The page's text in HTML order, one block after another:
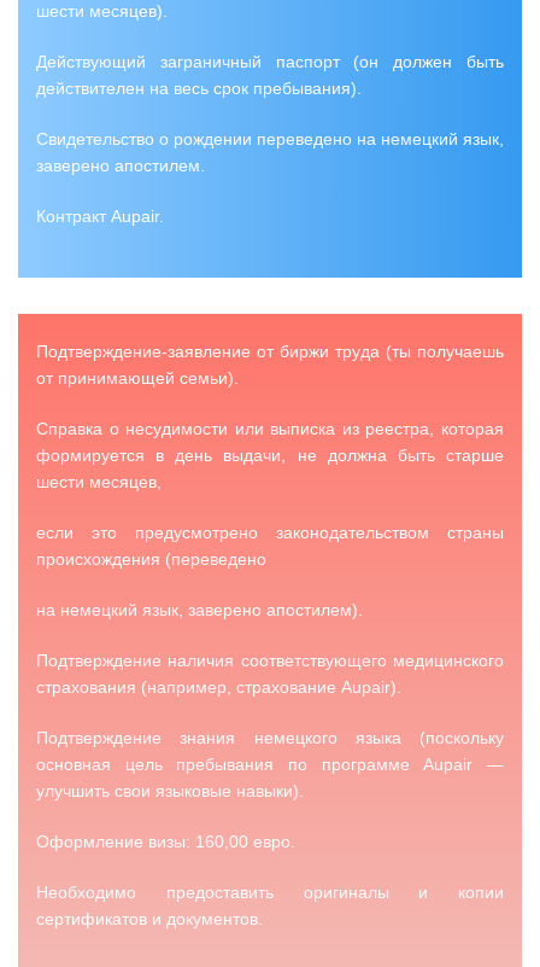
шести месяцев).
Действующий заграничный паспорт (он должен быть
действителен на весь срок пребывания).
Свидетельство о рождении переведено на немецкий язык,
заверено апостилем.
Контракт Aupair.
Подтверждение-заявление от биржи труда (ты получаешь
от принимающей семьи).
Справка о несудимости или выписка из реестра, которая
формируется в день выдачи, не должна быть старше
шести месяцев,
если это предусмотрено законодательством страны
происхождения (переведено
на немецкий язык, заверено апостилем).
Подтверждение наличия соответствующего медицинского
страхования (например, страхование Aupair).
Подтверждение знания немецкого языка (поскольку
основная цель пребывания по программе Aupair —
улучшить свои языковые навыки).
Оформление визы: 160,00 евро.
Необходимо предоставить оригиналы и копии
сертификатов и документов.